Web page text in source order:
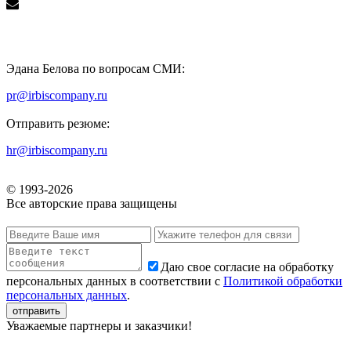
Эдана Белова по вопросам СМИ:
pr@irbiscompany.ru
Отправить резюме:
hr@irbiscompany.ru
© 1993-2026
Все авторские права защищены
Даю свое согласие на обработку
персональных данных в соответствии с Политикой обработки
персональных данных.
Уважаемые партнеры и заказчики!